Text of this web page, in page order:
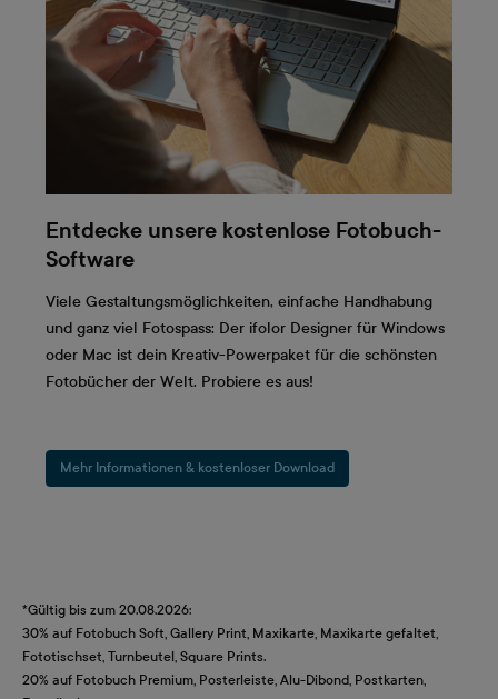
Entdecke unsere kostenlose Fotobuch-
Software
Viele Gestaltungsmöglichkeiten, einfache Handhabung
und ganz viel Fotospass: Der ifolor Designer für Windows
oder Mac ist dein Kreativ-Powerpaket für die schönsten
Fotobücher der Welt. Probiere es aus!
Mehr Informationen & kostenloser Download
*Gültig bis zum 20.08.2026:
30% auf Fotobuch Soft, Gallery Print, Maxikarte, Maxikarte gefaltet,
Fototischset, Turnbeutel, Square Prints.
20% auf Fotobuch Premium, Posterleiste, Alu-Dibond, Postkarten,